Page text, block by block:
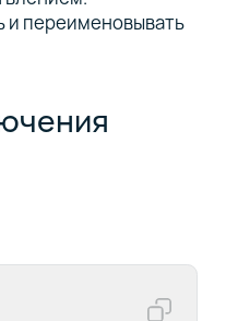
и переименовывать